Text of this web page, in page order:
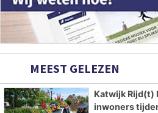
MEEST GELEZEN
Katwijk Rijd(t)
inwoners